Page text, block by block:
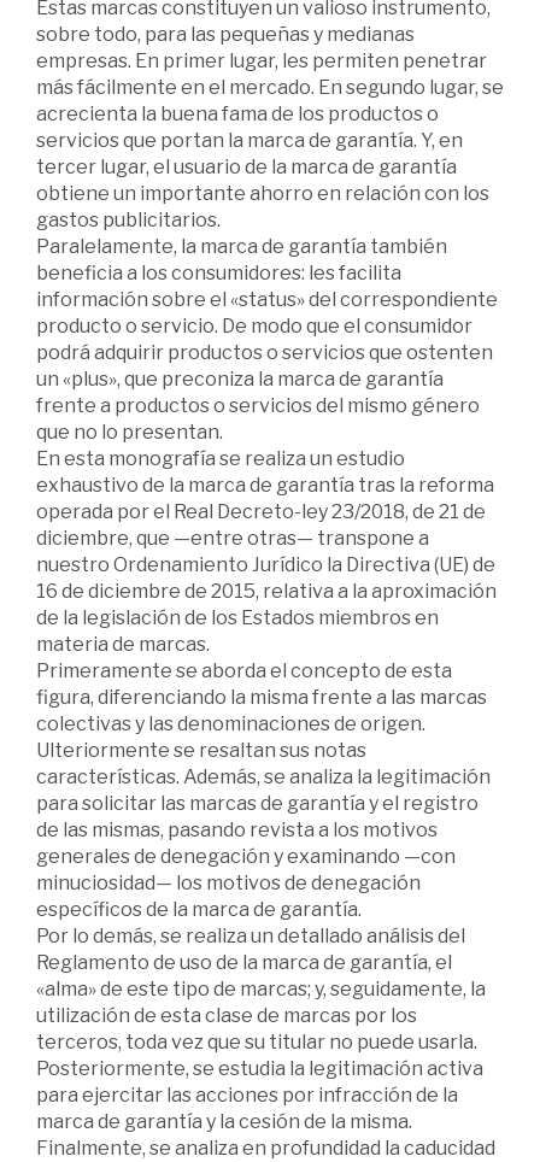
Estas marcas constituyen un valioso instrumento,
sobre todo, para las pequeñas y medianas
empresas. En primer lugar, les permiten penetrar
más fácilmente en el mercado. En segundo lugar, se
acrecienta la buena fama de los productos o
servicios que portan la marca de garantía. Y, en
tercer lugar, el usuario de la marca de garantía
obtiene un importante ahorro en relación con los
gastos publicitarios.
Paralelamente, la marca de garantía también
beneficia a los consumidores: les facilita
información sobre el «status» del correspondiente
producto o servicio. De modo que el consumidor
podrá adquirir productos o servicios que ostenten
un «plus», que preconiza la marca de garantía
frente a productos o servicios del mismo género
que no lo presentan.
En esta monografía se realiza un estudio
exhaustivo de la marca de garantía tras la reforma
operada por el Real Decreto-ley 23/2018, de 21 de
diciembre, que —entre otras— transpone a
nuestro Ordenamiento Jurídico la Directiva (UE) de
16 de diciembre de 2015, relativa a la aproximación
de la legislación de los Estados miembros en
materia de marcas.
Primeramente se aborda el concepto de esta
figura, diferenciando la misma frente a las marcas
colectivas y las denominaciones de origen.
Ulteriormente se resaltan sus notas
características. Además, se analiza la legitimación
para solicitar las marcas de garantía y el registro
de las mismas, pasando revista a los motivos
generales de denegación y examinando —con
minuciosidad— los motivos de denegación
específicos de la marca de garantía.
Por lo demás, se realiza un detallado análisis del
Reglamento de uso de la marca de garantía, el
«alma» de este tipo de marcas; y, seguidamente, la
utilización de esta clase de marcas por los
terceros, toda vez que su titular no puede usarla.
Posteriormente, se estudia la legitimación activa
para ejercitar las acciones por infracción de la
marca de garantía y la cesión de la misma.
Finalmente, se analiza en profundidad la caducidad